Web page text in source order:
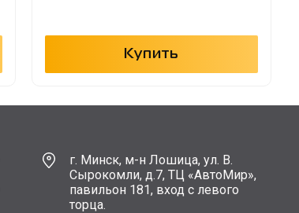
Купить
г. Минск, м-н Лошица, ул. В.
Сырокомли, д.7, ТЦ «АвтоМир»,
павильон 181, вход с левого
торца.